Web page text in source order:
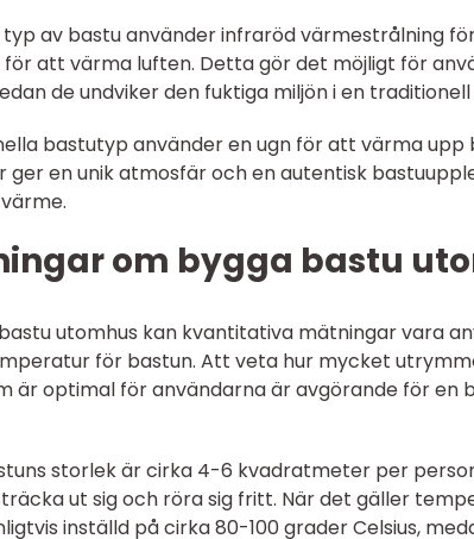
av bastu använder infraröd värmestrålning
att värma luften. Detta gör det möjligt för
de undviker den fuktiga miljön i en traditionell
bastutyp använder en ugn för att värma upp
en unik atmosfär och en autentisk
om bygga bastu
utomhus kan kvantitativa mätningar vara
för bastun. Att veta hur mycket
är optimal för användarna är avgörande för en
storlek är cirka 4-6 kvadratmeter per
ut sig och röra sig fritt. När det gäller
inställd på cirka 80-100 grader Celsius,